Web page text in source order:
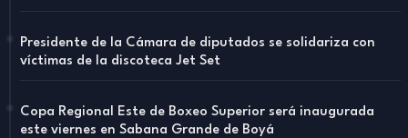
Presidente de la Cámara de diputados se solidariza con
víctimas de la discoteca Jet Set
Copa Regional Este de Boxeo Superior será inaugurada
este viernes en Sabana Grande de Boyá